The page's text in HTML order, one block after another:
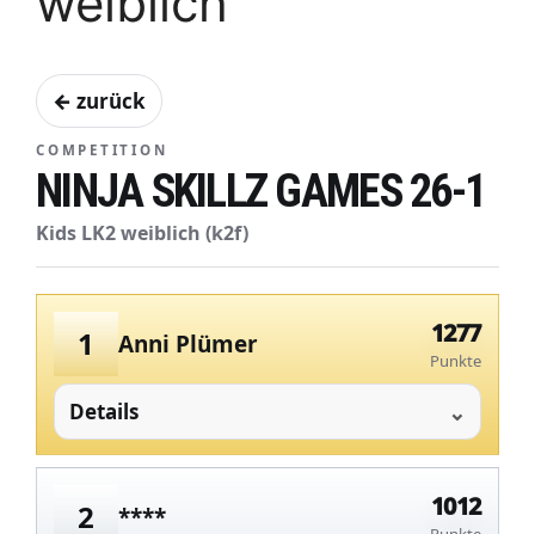
← zurück
COMPETITION
NINJA SKILLZ GAMES 26-1
Kids LK2 weiblich (k2f)
1 Anni Plümer 1277
Punkte
Details
2 **** 1012